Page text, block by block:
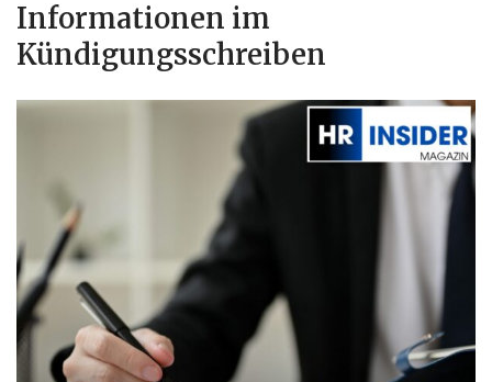
Informationen im
Kündigungsschreiben